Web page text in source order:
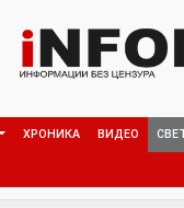
ХРОНИКА ВИДЕО